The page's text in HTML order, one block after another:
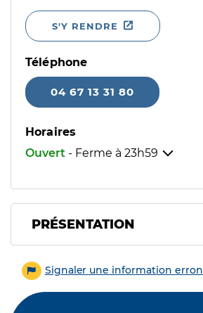
S'Y RENDRE
Téléphone
04 67 13 31 80
Horaires
Ouvert - Ferme à 23h59
PRÉSENTATION
Signaler une information